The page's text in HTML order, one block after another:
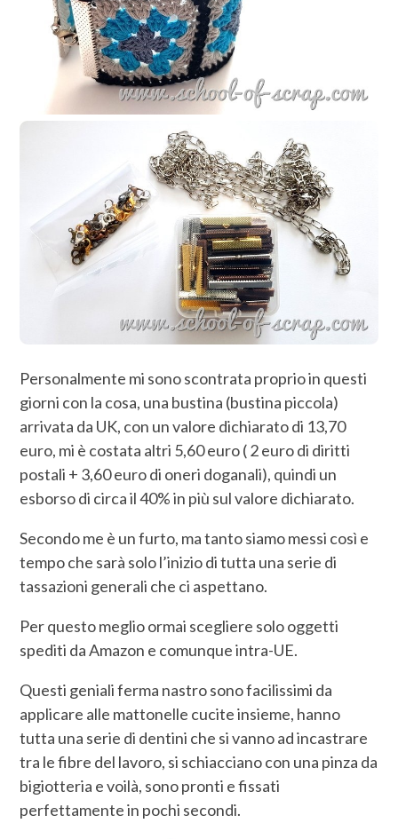
Personalmente mi sono scontrata proprio in questi
giorni con la cosa, una bustina (bustina piccola)
arrivata da UK, con un valore dichiarato di 13,70
euro, mi è costata altri 5,60 euro ( 2 euro di diritti
postali + 3,60 euro di oneri doganali), quindi un
esborso di circa il 40% in più sul valore dichiarato.
Secondo me è un furto, ma tanto siamo messi così e
tempo che sarà solo l’inizio di tutta una serie di
tassazioni generali che ci aspettano.
Per questo meglio ormai scegliere solo oggetti
spediti da Amazon e comunque intra-UE.
Questi geniali ferma nastro sono facilissimi da
applicare alle mattonelle cucite insieme, hanno
tutta una serie di dentini che si vanno ad incastrare
tra le fibre del lavoro, si schiacciano con una pinza da
bigiotteria e voilà, sono pronti e fissati
perfettamente in pochi secondi.